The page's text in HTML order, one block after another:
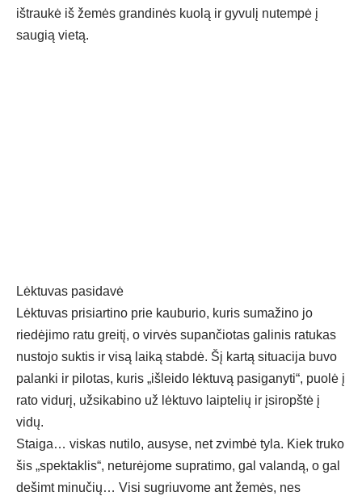
ištraukė iš žemės grandinės kuolą ir gyvulį nutempė į
saugią vietą.
Lėktuvas pasidavė
Lėktuvas prisiartino prie kauburio, kuris sumažino jo
riedėjimo ratu greitį, o virvės supančiotas galinis ratukas
nustojo suktis ir visą laiką stabdė. Šį kartą situacija buvo
palanki ir pilotas, kuris „išleido lėktuvą pasiganyti“, puolė į
rato vidurį, užsikabino už lėktuvo laiptelių ir įsiropštė į
vidų.
Staiga… viskas nutilo, ausyse, net zvimbė tyla. Kiek truko
šis „spektaklis“, neturėjome supratimo, gal valandą, o gal
dešimt minučių… Visi sugriuvome ant žemės, nes